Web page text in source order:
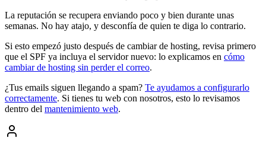
La reputación se recupera enviando poco y bien durante unas
semanas. No hay atajo, y desconfía de quien te diga lo contrario.
Si esto empezó justo después de cambiar de hosting, revisa primero
que el SPF ya incluya el servidor nuevo: lo explicamos en cómo
cambiar de hosting sin perder el correo.
¿Tus emails siguen llegando a spam? Te ayudamos a configurarlo
correctamente. Si tienes tu web con nosotros, esto lo revisamos
dentro del mantenimiento web.